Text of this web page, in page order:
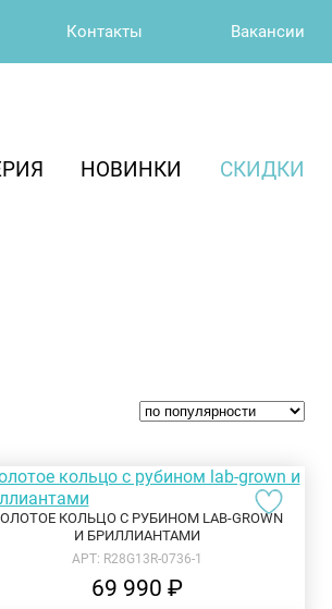
Контакты Вакансии
НОВИНКИ СКИДКИ
КОЛЬЦО С РУБИНОМ LAB-GROWN
И БРИЛЛИАНТАМИ
АРТ: R28G13R-0736-1
69 990 ₽